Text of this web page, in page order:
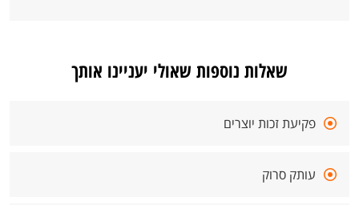
שאלות נוספות שאולי יעניינו אותך
פקיעת זכות יוצרים
עותק סרוק